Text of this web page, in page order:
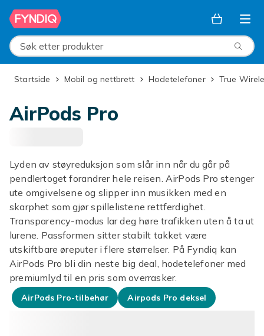
Hopp til hovedinnhold
Søk etter produkter
Startside Mobil og nettbrett Hodetelefoner True
AirPods Pro
Lyden av støyreduksjon som slår inn når du går på
pendlertoget forandrer hele reisen. AirPods Pro stenger
ute omgivelsene og slipper inn musikken med en
skarphet som gjør spillelistene rettferdighet.
Transparency-modus lar deg høre trafikken uten å ta ut
lurene. Passformen sitter stabilt takket være
utskiftbare øreputer i flere størrelser. På Fyndiq kan
AirPods Pro bli din neste big deal, hodetelefoner med
premiumlyd til en pris som overrasker.
AirPods Pro-tilbehør Airpods Pro deksel